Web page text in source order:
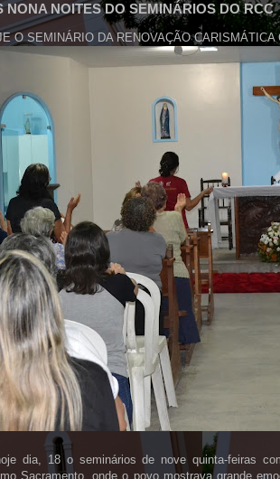
NONA NOITES DO SEMINÁRIOS DO RCC
O SEMINÁRIO DA RENOVAÇÃO CARISMÁTICA
dia, 18 o seminários de nove quinta-feiras
Sacramento, onde o povo mostrava grande